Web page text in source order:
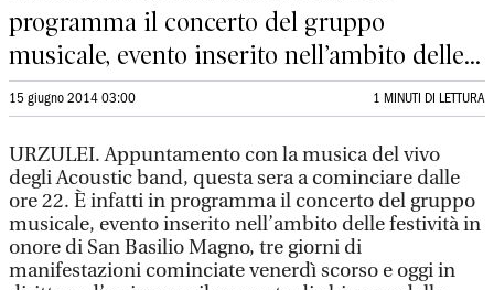
programma il concerto del gruppo
musicale, evento inserito nell’ambito delle...
15 giugno 2014 03:00 1 MINUTI DI LETTURA
URZULEI. Appuntamento con la musica del vivo
degli Acoustic band, questa sera a cominciare dalle
ore 22. È infatti in programma il concerto del gruppo
musicale, evento inserito nell’ambito delle festività in
onore di San Basilio Magno, tre giorni di
manifestazioni cominciate venerdì scorso e oggi in